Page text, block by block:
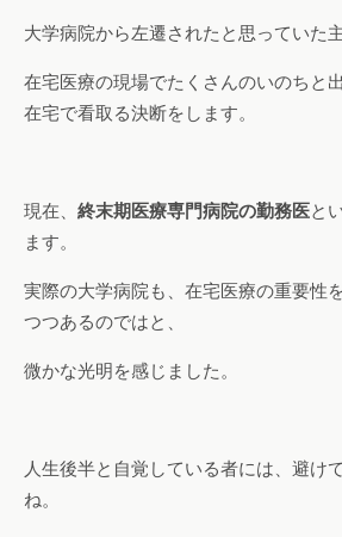
大学病院から左遷されたと思っていた
在宅医療の現場でたくさんのいのちと
在宅で看取る決断をします。
現在、 終末期医療専門病院の勤務医と
ます。
実際の大学病院も、在宅医療の重要性
つつあるのではと、
微かな光明を感じました。
人生後半と自覚している者には、避け
ね。